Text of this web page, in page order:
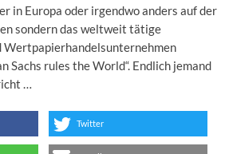
in Europa oder irgendwo anders auf der
sondern das weltweit tätige
Wertpapierhandelsunternehmen
Sachs rules the World“. Endlich jemand
…
Twitter